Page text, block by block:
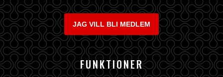
JAG VILL BLI MEDLEM
FUNKTIONER